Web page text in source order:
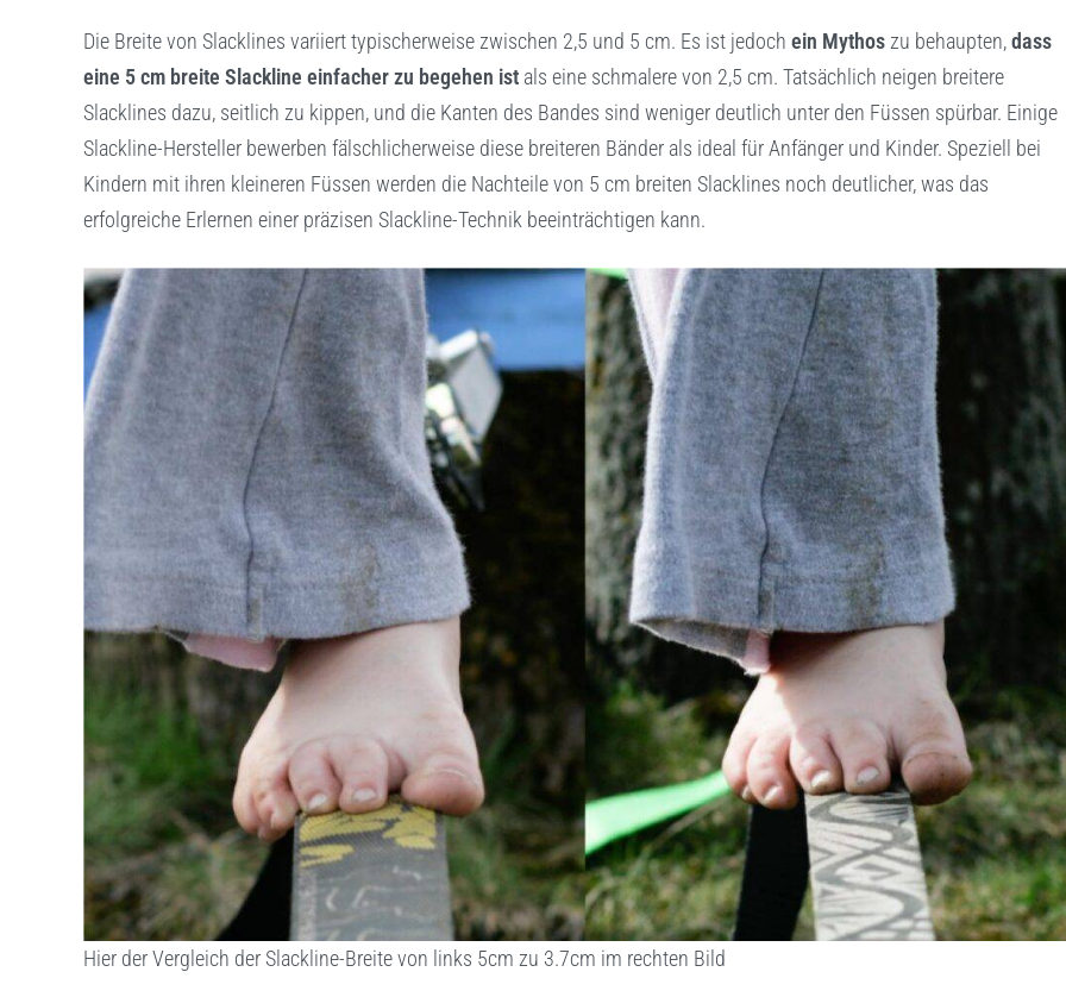
Die Breite von Slacklines variiert typischerweise zwischen 2,5 und 5 cm. Es ist jedoch ein Mythos zu behaupten,dass
eine 5 cm breite Slackline einfacher zu begehen ist als eine schmalere von 2,5 cm. Tatsächlich neigen breitere
Slacklines dazu, seitlich zu kippen, und die Kanten des Bandes sind weniger deutlich unter den Füssen spürbar. Einige
Slackline-Hersteller bewerben fälschlicherweise diese breiteren Bänder als ideal für Anfänger und Kinder. Speziell bei
Kindern mit ihren kleineren Füssen werden die Nachteile von 5 cm breiten Slacklines noch deutlicher, was das
erfolgreiche Erlernen einer präzisen Slackline-Technik beeinträchtigen kann.
Hier der Vergleich der Slackline-Breite von links 5cm zu 3.7cm im rechten Bild